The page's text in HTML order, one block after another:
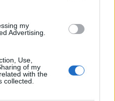
my
Advertising.
Use,
of my
with the
collected.